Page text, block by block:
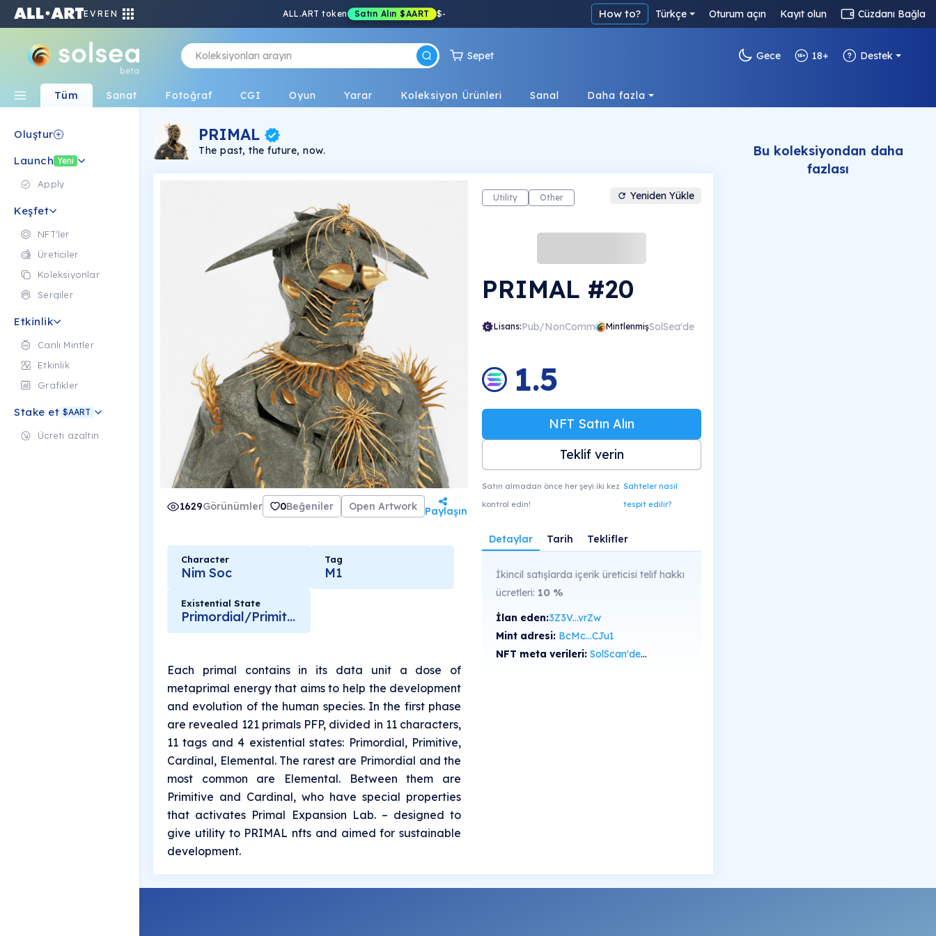
EVREN ALL.ART token Satın Alın $AART $- How to? Türkçe Oturum açın Kayıt olun Cüzdanı Bağla
beta
Sepet Gece 18+ Destek
Tüm Sanat Fotoğraf CGI Oyun Yarar Koleksiyon Ürünleri Sanal Daha fazla
Oluştur
Launch Yeni
Apply
Keşfet
NFT'ler
Üreticiler
Koleksiyonlar
Sergiler
Etkinlik
Canlı Mintler
Etkinlik
Grafikler
Stake et $AART
Ücreti azaltın
PRIMAL
The past, the future, now.
1629Görünümler 0Beğeniler Open Artwork Paylaşın
Character
Nim Soc
Tag
M1
Existential State
Primordial/Primitive
Each primal contains in its data unit a dose of
metaprimal energy that aims to help the development
and evolution of the human species. In the first phase
are revealed 121 primals PFP, divided in 11 characters,
11 tags and 4 existential states: Primordial, Primitive,
Cardinal, Elemental. The rarest are Primordial and the
most common are Elemental. Between them are
Primitive and Cardinal, who have special properties
that activates Primal Expansion Lab. – designed to
give utility to PRIMAL nfts and aimed for sustainable
development.
Utility Other Yeniden Yükle
PRIMAL #20
Lisans:Pub/NonComm MintlenmişSolSea'de
1.5
NFT Satın Alın
Teklif verin
Satın almadan önce her şeyi iki kez
kontrol edin!
Sahteler nasıl
tespit edilir?
Detaylar Tarih Teklifler
İkincil satışlarda içerik üreticisi telif hakkı
ücretleri: 10 %
İlan eden:3Z3V...vrZw
Mint adresi: BcMc...CJu1
NFT meta verileri:SolScan'de görüntüle
Bu koleksiyondan daha
fazlası